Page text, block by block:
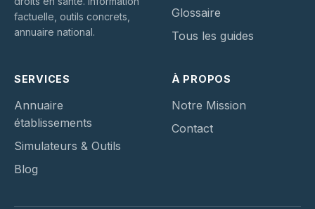
factuelle, outils concrets,
annuaire national.
Glossaire
Tous les guides
SERVICES
Annuaire
établissements
Simulateurs & Outils
Blog
À PROPOS
Notre Mission
Contact